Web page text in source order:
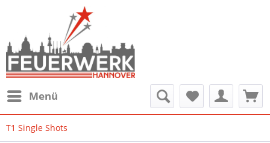
Menü
T1 Single Shots